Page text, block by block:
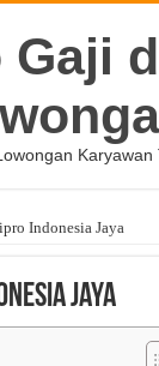
Gaji
Karyawan
Indonesia Jaya
Jaya